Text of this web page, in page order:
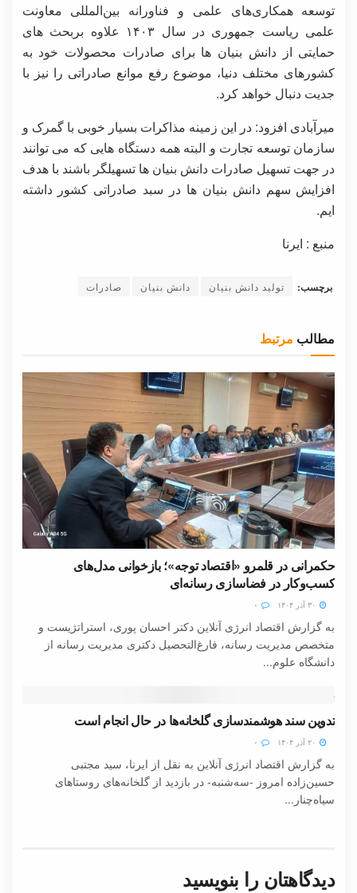
توسعه همکاری‌های علمی و فناورانه بین‌المللی معاونت
علمی ریاست جمهوری در سال ۱۴۰۳ علاوه بربحث های
حمایتی از دانش بنیان ها برای صادرات محصولات خود به
کشورهای مختلف دنیا، موضوع رفع موانع صادراتی را نیز با
جدیت دنبال خواهد کرد.
میرآبادی افزود: در این زمینه مذاکرات بسیار خوبی با گمرک و
سازمان توسعه تجارت و البته همه دستگاه هایی که می توانند
در جهت تسهیل صادرات دانش بنیان ها تسهیلگر باشند با هدف
افزایش سهم دانش بنیان ها در سبد صادراتی کشور داشته
ایم.
منبع : ایرنا
برچسب: تولید دانش بنیان دانش بنیان صادرات
مطالب مرتبط
حکمرانی در قلمرو «اقتصاد توجه»؛ بازخوانی مدل‌های
کسب‌وکار در فضاسازی رسانه‌ای
به گزارش اقتصاد انرژی آنلاین دکتر احسان پوری، استراتژیست و
متخصص مدیریت رسانه، فارغ‌التحصیل دکتری مدیریت رسانه از
دانشگاه علوم...
تدوین سند هوشمندسازی گلخانه‌ها در حال انجام است
به گزارش اقتصاد انرژی آنلاین به نقل از ایرنا، سید مجتبی
حسین‌زاده امروز -سه‌شنبه- در بازدید از گلخانه‌های روستاهای
سیاه‌چنار...
دیدگاهتان را بنویسید